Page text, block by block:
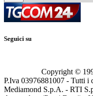
Seguici su
Copyright ©
P.Iva 03976881007 - Tutti i
Mediamond S.p.A. - RTI